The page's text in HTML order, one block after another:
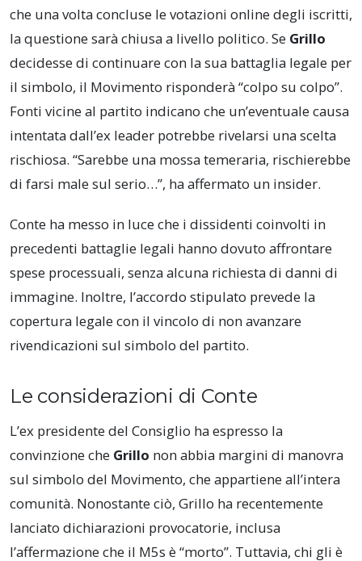
che una volta concluse le votazioni online degli iscritti,
la questione sarà chiusa a livello politico. Se Grillo
decidesse di continuare con la sua battaglia legale per
il simbolo, il Movimento risponderà “colpo su colpo”.
Fonti vicine al partito indicano che un’eventuale causa
intentata dall’ex leader potrebbe rivelarsi una scelta
rischiosa. “Sarebbe una mossa temeraria, rischierebbe
di farsi male sul serio…”, ha affermato un insider.
Conte ha messo in luce che i dissidenti coinvolti in
precedenti battaglie legali hanno dovuto affrontare
spese processuali, senza alcuna richiesta di danni di
immagine. Inoltre, l’accordo stipulato prevede la
copertura legale con il vincolo di non avanzare
rivendicazioni sul simbolo del partito.
Le considerazioni di Conte
L’ex presidente del Consiglio ha espresso la
convinzione che Grillo non abbia margini di manovra
sul simbolo del Movimento, che appartiene all’intera
comunità. Nonostante ciò, Grillo ha recentemente
lanciato dichiarazioni provocatorie, inclusa
l’affermazione che il M5s è “morto”. Tuttavia, chi gli è